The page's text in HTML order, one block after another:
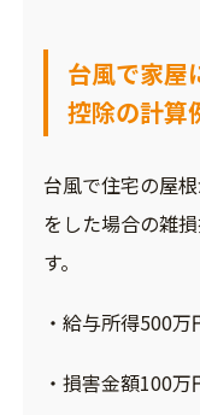
台風で家屋
控除の計算
台風で住宅の屋
をした場合の雑
す。
・給与所得500万
・損害金額100万